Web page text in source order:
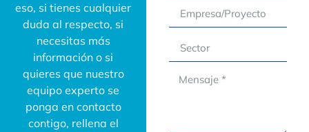
eso, si tienes cualquier
duda al respecto, si
necesitas más
información o si
quieres que nuestro
equipo experto se
ponga en contacto
contigo, rellena el